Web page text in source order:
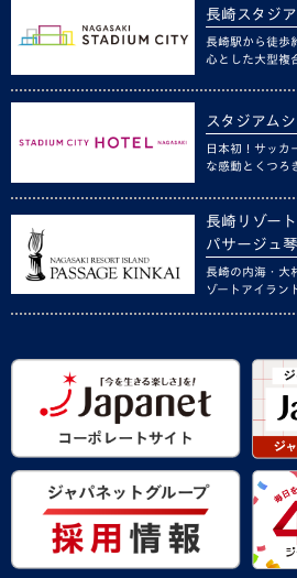
長崎スタジ
長崎駅から徒歩
心とした大型複
スタジアム
日本初！サッカ
な感動とくつろ
長崎リゾー
パサージュ
長崎の内海・大
ゾートアイラン